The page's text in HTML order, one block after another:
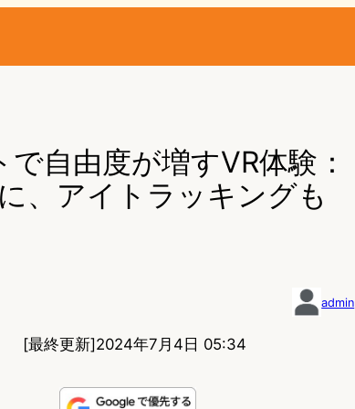
自由度が増すVR体験：
、アイトラッキングも
admin
[最終更新]2024年7月4日 05:34